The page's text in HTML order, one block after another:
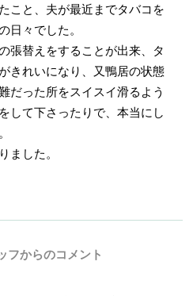
こと、夫が最近までタバコを
日々でした。
張替えをすることが出来、タ
きれいになり、又鴨居の状態
だった所をスイスイ滑るよう
して下さったりで、本当にし
ました。
からのコメント